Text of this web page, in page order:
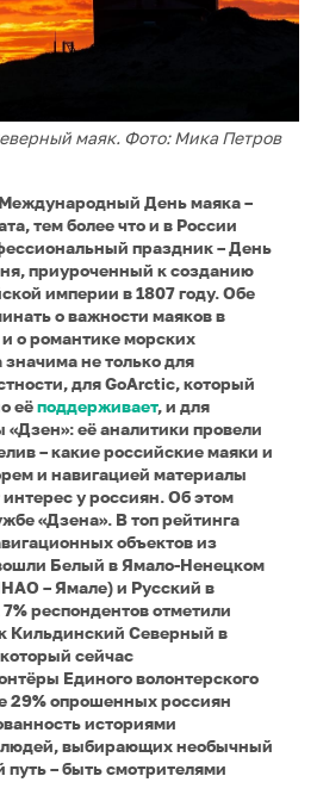
маяк. Фото: Мика Петров
Международный День маяка –
тем более что и в России
праздник – День
приуроченный к созданию
империи в 1807 году. Обе
о важности маяков в
о романтике морских
не только для
для GoArctic, который
еёподдерживает, и для
её аналитики провели
– какие российские маяки и
и навигацией материалы
у россиян. Об этом
«Дзена». В топ рейтинга
объектов из
Белый в Ямало-Ненецком
– Ямале) и Русский в
респондентов отметили
Кильдинский Северный в
сейчас
Единого волонтерского
29% опрошенных россиян
историями
выбирающих необычный
– быть смотрителями